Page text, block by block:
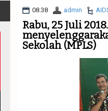
08.38 admin
Rabu, 25 Juli
Sekolah (MPLS)